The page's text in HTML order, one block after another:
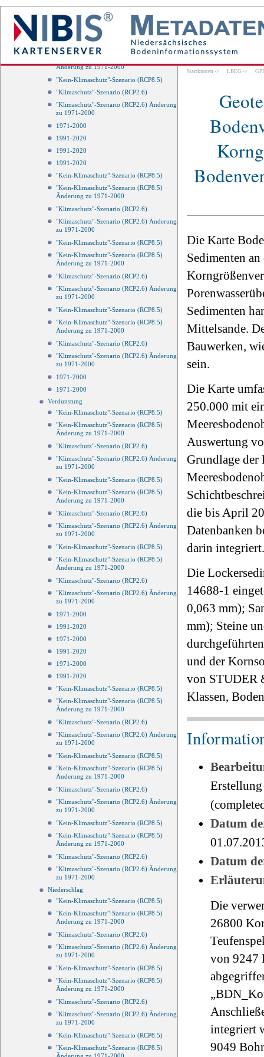
Änderung zu 1971-2000
"Klimaschutz"-Szenario (RCP2.6)
"Klimaschutz"-Szenario (RCP2.6) Änderung
zu 1971-2000
Änderung zu 1971-2000
"Kein-Klimaschutz"-Szenario (RCP8.5)
"Klimaschutz"-Szenario (RCP2.6)
"Klimaschutz"-Szenario (RCP2.6) Änderung
zu 1971-2000
1971-2000
1991-2020
1991-2020
1991-2020
"Kein-Klimaschutz"-Szenario (RCP8.5)
"Kein-Klimaschutz"-Szenario (RCP8.5)
Änderung zu 1971-2000
"Klimaschutz"-Szenario (RCP2.6)
"Klimaschutz"-Szenario (RCP2.6) Änderung
zu 1971-2000
"Kein-Klimaschutz"-Szenario (RCP8.5)
"Kein-Klimaschutz"-Szenario (RCP8.5)
Änderung zu 1971-2000
"Klimaschutz"-Szenario (RCP2.6)
"Klimaschutz"-Szenario (RCP2.6) Änderung
zu 1971-2000
"Kein-Klimaschutz"-Szenario (RCP8.5)
"Kein-Klimaschutz"-Szenario (RCP8.5)
Änderung zu 1971-2000
"Klimaschutz"-Szenario (RCP2.6)
"Klimaschutz"-Szenario (RCP2.6) Änderung
zu 1971-2000
1971-2000
1971-2000
Verdunstung
"Kein-Klimaschutz"-Szenario (RCP8.5)
"Kein-Klimaschutz"-Szenario (RCP8.5)
Änderung zu 1971-2000
"Klimaschutz"-Szenario (RCP2.6)
"Klimaschutz"-Szenario (RCP2.6) Änderung
zu 1971-2000
"Kein-Klimaschutz"-Szenario (RCP8.5)
"Kein-Klimaschutz"-Szenario (RCP8.5)
Änderung zu 1971-2000
"Klimaschutz"-Szenario (RCP2.6)
"Klimaschutz"-Szenario (RCP2.6) Änderung
zu 1971-2000
"Kein-Klimaschutz"-Szenario (RCP8.5)
"Kein-Klimaschutz"-Szenario (RCP8.5)
Änderung zu 1971-2000
"Klimaschutz"-Szenario (RCP2.6)
"Klimaschutz"-Szenario (RCP2.6) Änderung
zu 1971-2000
1971-2000
1991-2020
1971-2000
1991-2020
1971-2000
1991-2020
"Kein-Klimaschutz"-Szenario (RCP8.5)
"Kein-Klimaschutz"-Szenario (RCP8.5)
Änderung zu 1971-2000
"Klimaschutz"-Szenario (RCP2.6)
"Klimaschutz"-Szenario (RCP2.6) Änderung
zu 1971-2000
"Kein-Klimaschutz"-Szenario (RCP8.5)
"Kein-Klimaschutz"-Szenario (RCP8.5)
Änderung zu 1971-2000
"Klimaschutz"-Szenario (RCP2.6)
"Klimaschutz"-Szenario (RCP2.6) Änderung
zu 1971-2000
"Kein-Klimaschutz"-Szenario (RCP8.5)
"Kein-Klimaschutz"-Szenario (RCP8.5)
Änderung zu 1971-2000
"Klimaschutz"-Szenario (RCP2.6)
"Klimaschutz"-Szenario (RCP2.6) Änderung
zu 1971-2000
Niederschlag
"Kein-Klimaschutz"-Szenario (RCP8.5)
"Kein-Klimaschutz"-Szenario (RCP8.5)
Änderung zu 1971-2000
"Klimaschutz"-Szenario (RCP2.6)
"Klimaschutz"-Szenario (RCP2.6) Änderung
zu 1971-2000
"Kein-Klimaschutz"-Szenario (RCP8.5)
"Kein-Klimaschutz"-Szenario (RCP8.5)
Änderung zu 1971-2000
"Klimaschutz"-Szenario (RCP2.6)
"Klimaschutz"-Szenario (RCP2.6) Änderung
zu 1971-2000
"Kein-Klimaschutz"-Szenario (RCP8.5)
"Kein-Klimaschutz"-Szenario (RCP8.5)
Startknoten -> LBEG ->
Die Karte
Sedimenten
Sedimenten
Mittelsande.
Bauwerken,
sein.
Die Karte
250.000 mit
Auswertung
Grundlage der
die bis April
Datenbanken
darin integriert.
Die
14688-1
0,063 mm);
mm); Steine
und der
von STUDER
Klassen,
Erstellung
Datum
Datum
Die
26800
von 9247
integriert
9049